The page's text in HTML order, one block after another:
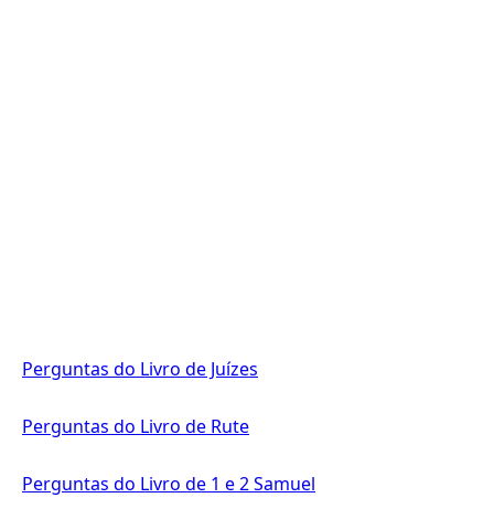
Perguntas do Livro de Juízes
Perguntas do Livro de Rute
Perguntas do Livro de 1 e 2 Samuel